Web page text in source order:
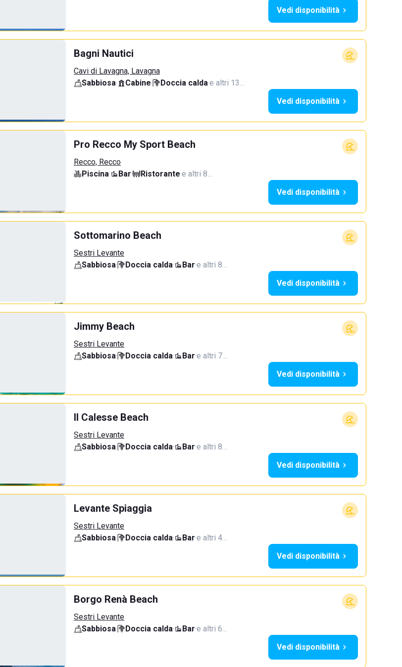
Vedi disponibilità
Bagni Nautici
Cavi di Lavagna, Lavagna
Sabbiosa· Cabine· Doccia calda·e altri 13…
Vedi disponibilità
Pro Recco My Sport Beach
Recco, Recco
Piscina· Bar· Ristorante·e altri 8…
Vedi disponibilità
Sottomarino Beach
Sestri Levante
Sabbiosa· Doccia calda· Bar·e altri 8…
Vedi disponibilità
Jimmy Beach
Sestri Levante
Sabbiosa· Doccia calda· Bar·e altri 7…
Vedi disponibilità
Il Calesse Beach
Sestri Levante
Sabbiosa· Doccia calda· Bar·e altri 8…
Vedi disponibilità
Levante Spiaggia
Sestri Levante
Sabbiosa· Doccia calda· Bar·e altri 4…
Vedi disponibilità
Borgo Renà Beach
Sestri Levante
Sabbiosa· Doccia calda· Bar·e altri 6…
Vedi disponibilità